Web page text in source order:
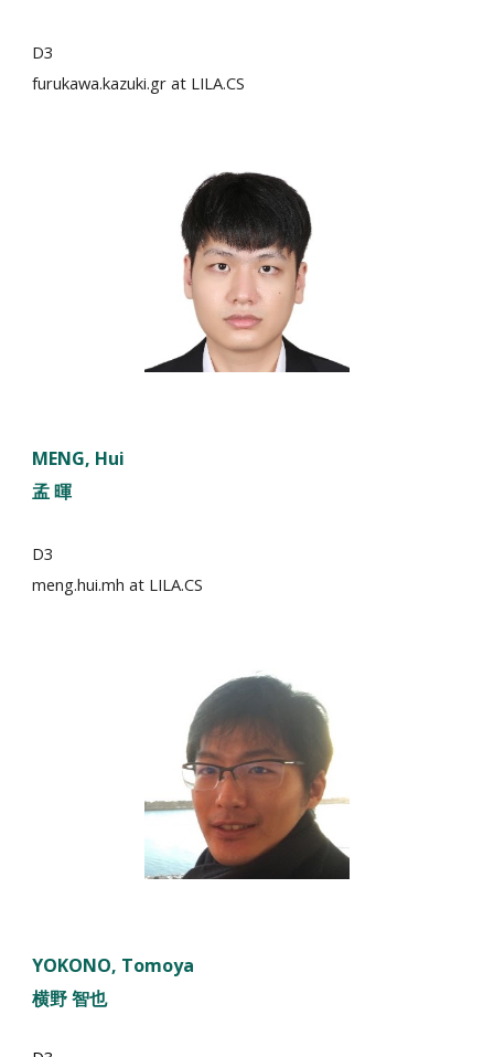
D3
furukawa.kazuki.gr at LILA.CS
MENG, Hui
孟 暉
D3
meng.hui.mh at LILA.CS
YOKONO, Tomoya
横野 智也